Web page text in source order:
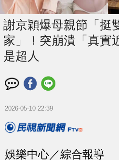
謝京穎爆母親節「挺
家」！突崩潰「真實
是超人
2026-05-10 22:39
娛樂中心／綜合報導